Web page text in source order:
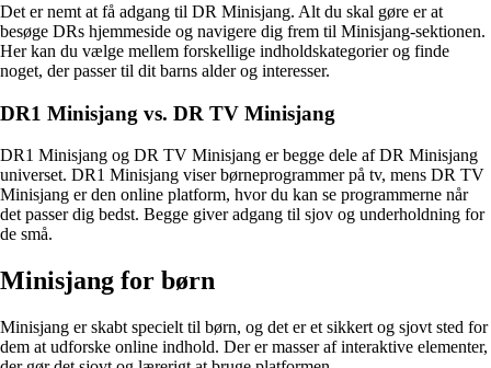
Det er nemt at få adgang til DR Minisjang. Alt du skal gøre er at
besøge DRs hjemmeside og navigere dig frem til Minisjang-sektionen.
Her kan du vælge mellem forskellige indholdskategorier og finde
noget, der passer til dit barns alder og interesser.
DR1 Minisjang vs. DR TV Minisjang
DR1 Minisjang og DR TV Minisjang er begge dele af DR Minisjang
universet. DR1 Minisjang viser børneprogrammer på tv, mens DR TV
Minisjang er den online platform, hvor du kan se programmerne når
det passer dig bedst. Begge giver adgang til sjov og underholdning for
de små.
Minisjang for børn
Minisjang er skabt specielt til børn, og det er et sikkert og sjovt sted for
dem at udforske online indhold. Der er masser af interaktive elementer,